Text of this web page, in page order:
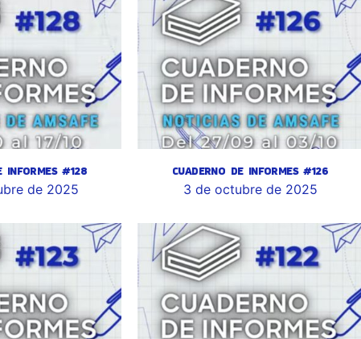
INFORMES #128
de 2025
CUADERNO DE INFORMES #126
3 de octubre de 2025